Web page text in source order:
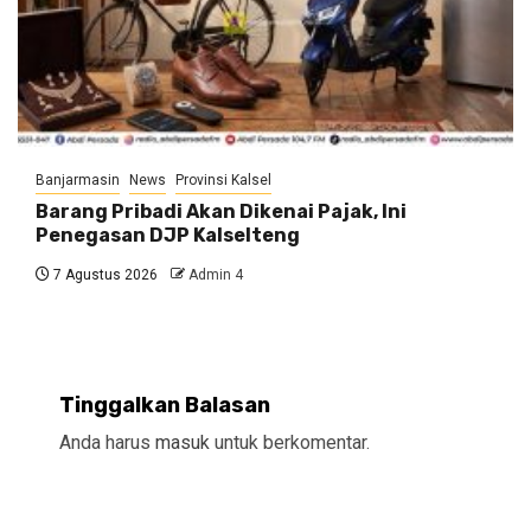
Banjarmasin News Provinsi Kalsel
Barang Pribadi Akan Dikenai Pajak, Ini
Penegasan DJP Kalselteng
7 Agustus 2026 Admin 4
Tinggalkan Balasan
Anda harus masuk untuk berkomentar.